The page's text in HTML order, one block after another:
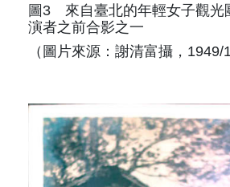
圖3 來自臺北的年輕女子觀光
演者之前合影之一
（圖片來源：謝清富攝，1949/